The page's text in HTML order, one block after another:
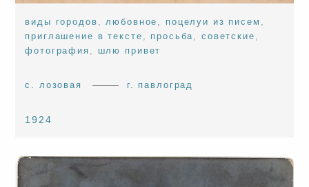
виды городов ,любовное , поцелуи из писем ,
приглашение в тексте , просьба,советские ,
фотография , шлю привет
с. лозовая г. павлоград
1924